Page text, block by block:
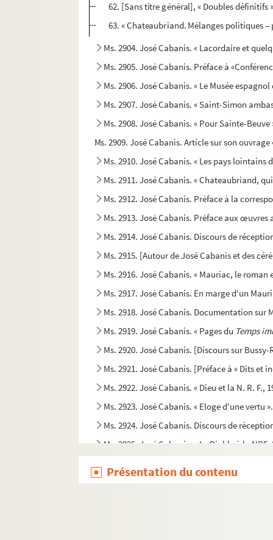
62. [Sans titre général], « Doubles définitifs
63. « Chateaubriand. Mélanges politiques –
Ms. 2904. José Cabanis. « Lacordaire et
Ms. 2905. José Cabanis. Préface à
Ms. 2906. José Cabanis. « Le Musée
Ms. 2907. José Cabanis. « Saint-Simon
Ms. 2908. José Cabanis. « Pour Sainte-Beuve
Ms. 2909. José Cabanis. Article sur son
Ms. 2910. José Cabanis. « Les pays lointains
Ms. 2911. José Cabanis. « Chateaubriand,
Ms. 2912. José Cabanis. Préface à la
Ms. 2913. José Cabanis. Préface aux
Ms. 2914. José Cabanis. Discours de
Ms. 2915. [Autour de José Cabanis et des
Ms. 2916. José Cabanis. « Mauriac, le roman
Ms. 2917. José Cabanis. En marge d'un
Ms. 2918. José Cabanis. Documentation sur
Ms. 2919. José Cabanis. « Pages du Temps
Ms. 2920. José Cabanis. [Discours sur
Ms. 2921. José Cabanis. [Préface à « Dits et
Ms. 2922. José Cabanis. « Dieu et la N. R. F.,
Ms. 2923. José Cabanis. « Eloge d'une vertu ».
Ms. 2924. José Cabanis. Discours de
Ms. 2925. José Cabanis. « Le Diable à la NRF.
Ms. 2927. José Cabanis. [Critiques de livres
Présentation du contenu